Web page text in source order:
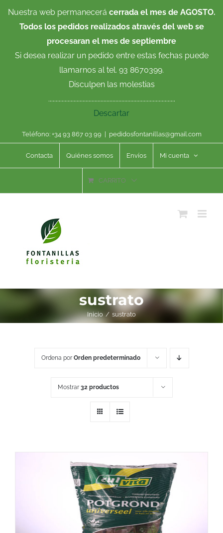
Nuestra web permanecerá cerrada el mes de AGOSTO.
Todos los pedidos realizados através del web se
procesaran el mes de septiembre
Si desea realizar un pedido entre estas fechas puede
llamarnos al tel. 93 8670399.
Disculpen las molestias
.....................................................................................
Descartar
Teléfono: +34 93 867 03 99 pedidosfontanillas@gmail.com
Contacta Quiénes somos Envíos Mi cuenta
CARRITO
sustrato
Inicio sustrato
Ordena por Orden predeterminado
Mostrar 32 productos